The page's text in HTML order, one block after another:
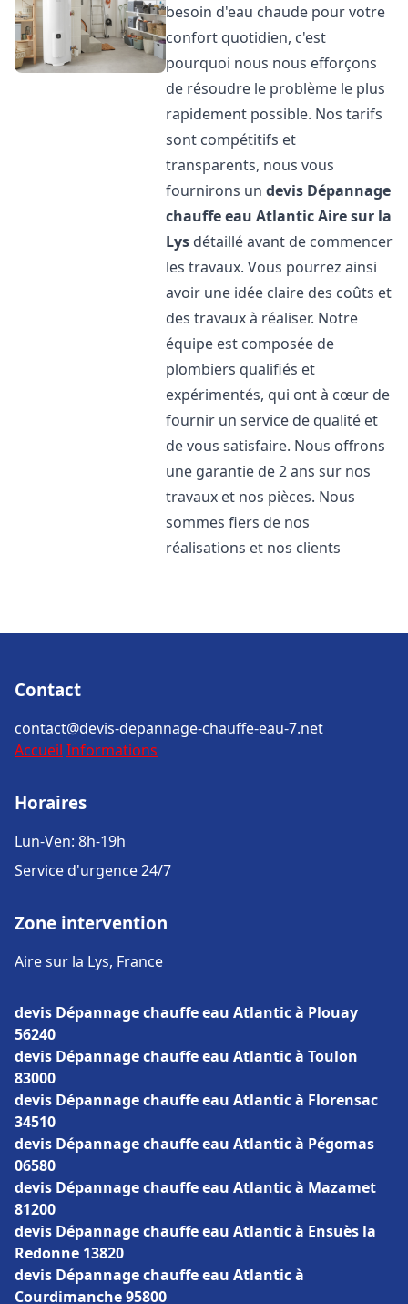
besoin d'eau chaude pour votre
confort quotidien, c'est
pourquoi nous nous efforçons
de résoudre le problème le plus
rapidement possible. Nos tarifs
sont compétitifs et
transparents, nous vous
fournirons undevis Dépannage
chauffe eau AtlanticAire sur la
Lys détaillé avant de commencer
les travaux. Vous pourrez ainsi
avoir une idée claire des coûts et
des travaux à réaliser. Notre
équipe est composée de
plombiers qualifiés et
expérimentés, qui ont à cœur de
fournir un service de qualité et
de vous satisfaire. Nous offrons
une garantie de 2 ans sur nos
travaux et nos pièces. Nous
sommes fiers de nos
réalisations et nos clients
Contact
contact@devis-depannage-chauffe-eau-7.net
Accueil Informations
Horaires
Lun-Ven: 8h-19h
Service d'urgence 24/7
Zone intervention
Aire sur la Lys, France
devis Dépannage chauffe eau Atlantic à Plouay
56240
devis Dépannage chauffe eau Atlantic à Toulon
83000
devis Dépannage chauffe eau Atlantic à Florensac
34510
devis Dépannage chauffe eau Atlantic à Pégomas
06580
devis Dépannage chauffe eau Atlantic à Mazamet
81200
devis Dépannage chauffe eau Atlantic à Ensuès la
Redonne 13820
devis Dépannage chauffe eau Atlantic à
Courdimanche 95800